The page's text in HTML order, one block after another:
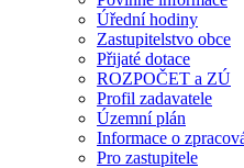
Úřední hodiny
Zastupitelstvo obce
Přijaté dotace
ROZPOČET a ZÚ
Profil zadavatele
Územní plán
Informace o
Pro zastupitele